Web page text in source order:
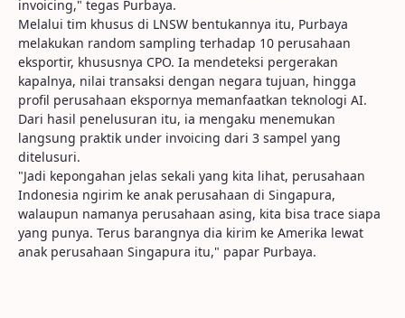
invoicing," tegas Purbaya.
Melalui tim khusus di LNSW bentukannya itu, Purbaya
melakukan random sampling terhadap 10 perusahaan
eksportir, khususnya CPO. Ia mendeteksi pergerakan
kapalnya, nilai transaksi dengan negara tujuan, hingga
profil perusahaan ekspornya memanfaatkan teknologi AI.
Dari hasil penelusuran itu, ia mengaku menemukan
langsung praktik under invoicing dari 3 sampel yang
ditelusuri.
"Jadi kepongahan jelas sekali yang kita lihat, perusahaan
Indonesia ngirim ke anak perusahaan di Singapura,
walaupun namanya perusahaan asing, kita bisa trace siapa
yang punya. Terus barangnya dia kirim ke Amerika lewat
anak perusahaan Singapura itu," papar Purbaya.